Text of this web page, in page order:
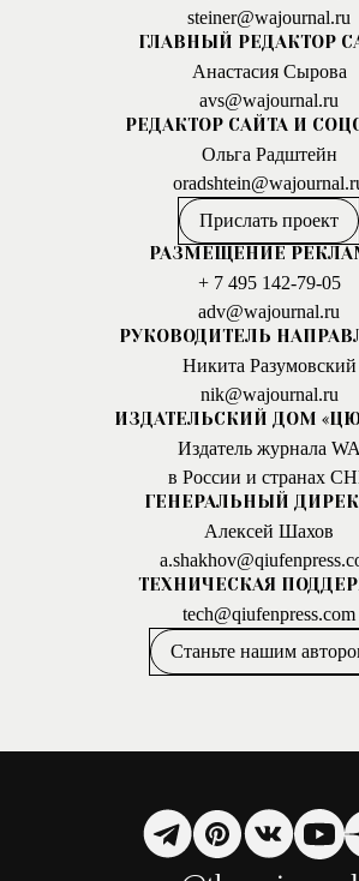
steiner@wajournal.ru
ГЛАВНЫЙ РЕДАКТОР
Анастасия Сырова
avs@wajournal.ru
РЕДАКТОР САЙТА И
Ольга Радштейн
Прислать проект
РАЗМЕЩЕНИЕ
+ 7 495 142-79-05
adv@wajournal.ru
РУКОВОДИТЕЛЬ
Никита Разумовский
nik@wajournal.ru
ИЗДАТЕЛЬСКИЙ ДОМ
Издатель журнала WA
в России и странах
ГЕНЕРАЛЬНЫЙ
Алексей Шахов
ТЕХНИЧЕСКАЯ
tech@qiufenpress.com
Станьте нашим